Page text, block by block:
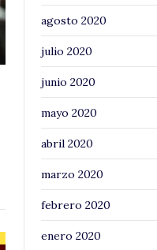
agosto 2020
julio 2020
junio 2020
mayo 2020
abril 2020
marzo 2020
febrero 2020
enero 2020